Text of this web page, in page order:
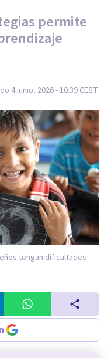
permite
4 junio, 2026 - 10:39 CEST
tengan dificultades